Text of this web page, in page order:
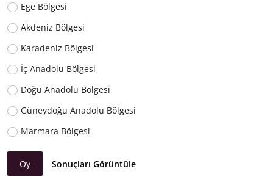
Ege Bölgesi
Akdeniz Bölgesi
Karadeniz Bölgesi
İç Anadolu Bölgesi
Doğu Anadolu Bölgesi
Güneydoğu Anadolu Bölgesi
Marmara Bölgesi
Oy Sonuçları Görüntüle